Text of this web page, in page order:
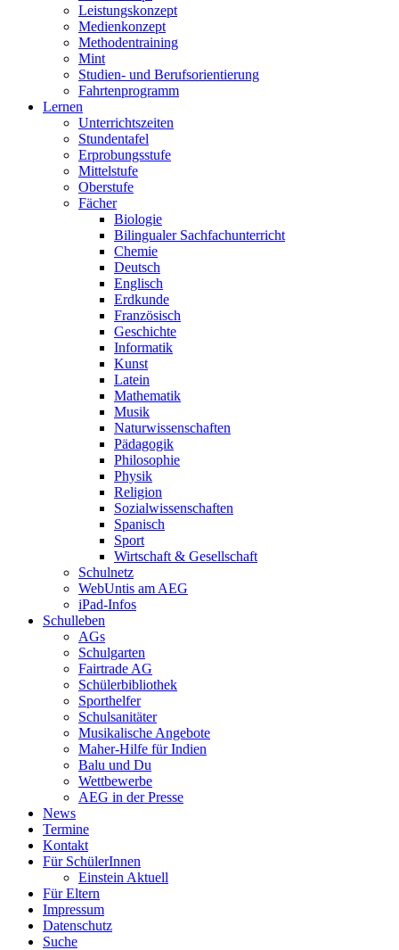
Leistungskonzept
Medienkonzept
Methodentraining
Mint
Studien- und Berufsorientierung
Fahrtenprogramm
Lernen
Unterrichtszeiten
Stundentafel
Erprobungsstufe
Mittelstufe
Oberstufe
Fächer
Biologie
Bilingualer Sachfachunterricht
Chemie
Deutsch
Englisch
Erdkunde
Französisch
Geschichte
Informatik
Kunst
Latein
Mathematik
Musik
Naturwissenschaften
Pädagogik
Philosophie
Physik
Religion
Sozialwissenschaften
Spanisch
Sport
Wirtschaft & Gesellschaft
Schulnetz
WebUntis am AEG
iPad-Infos
Schulleben
AGs
Schulgarten
Fairtrade AG
Schülerbibliothek
Sporthelfer
Schulsanitäter
Musikalische Angebote
Maher-Hilfe für Indien
Balu und Du
Wettbewerbe
AEG in der Presse
News
Termine
Kontakt
Für SchülerInnen
Einstein Aktuell
Für Eltern
Impressum
Datenschutz
Suche